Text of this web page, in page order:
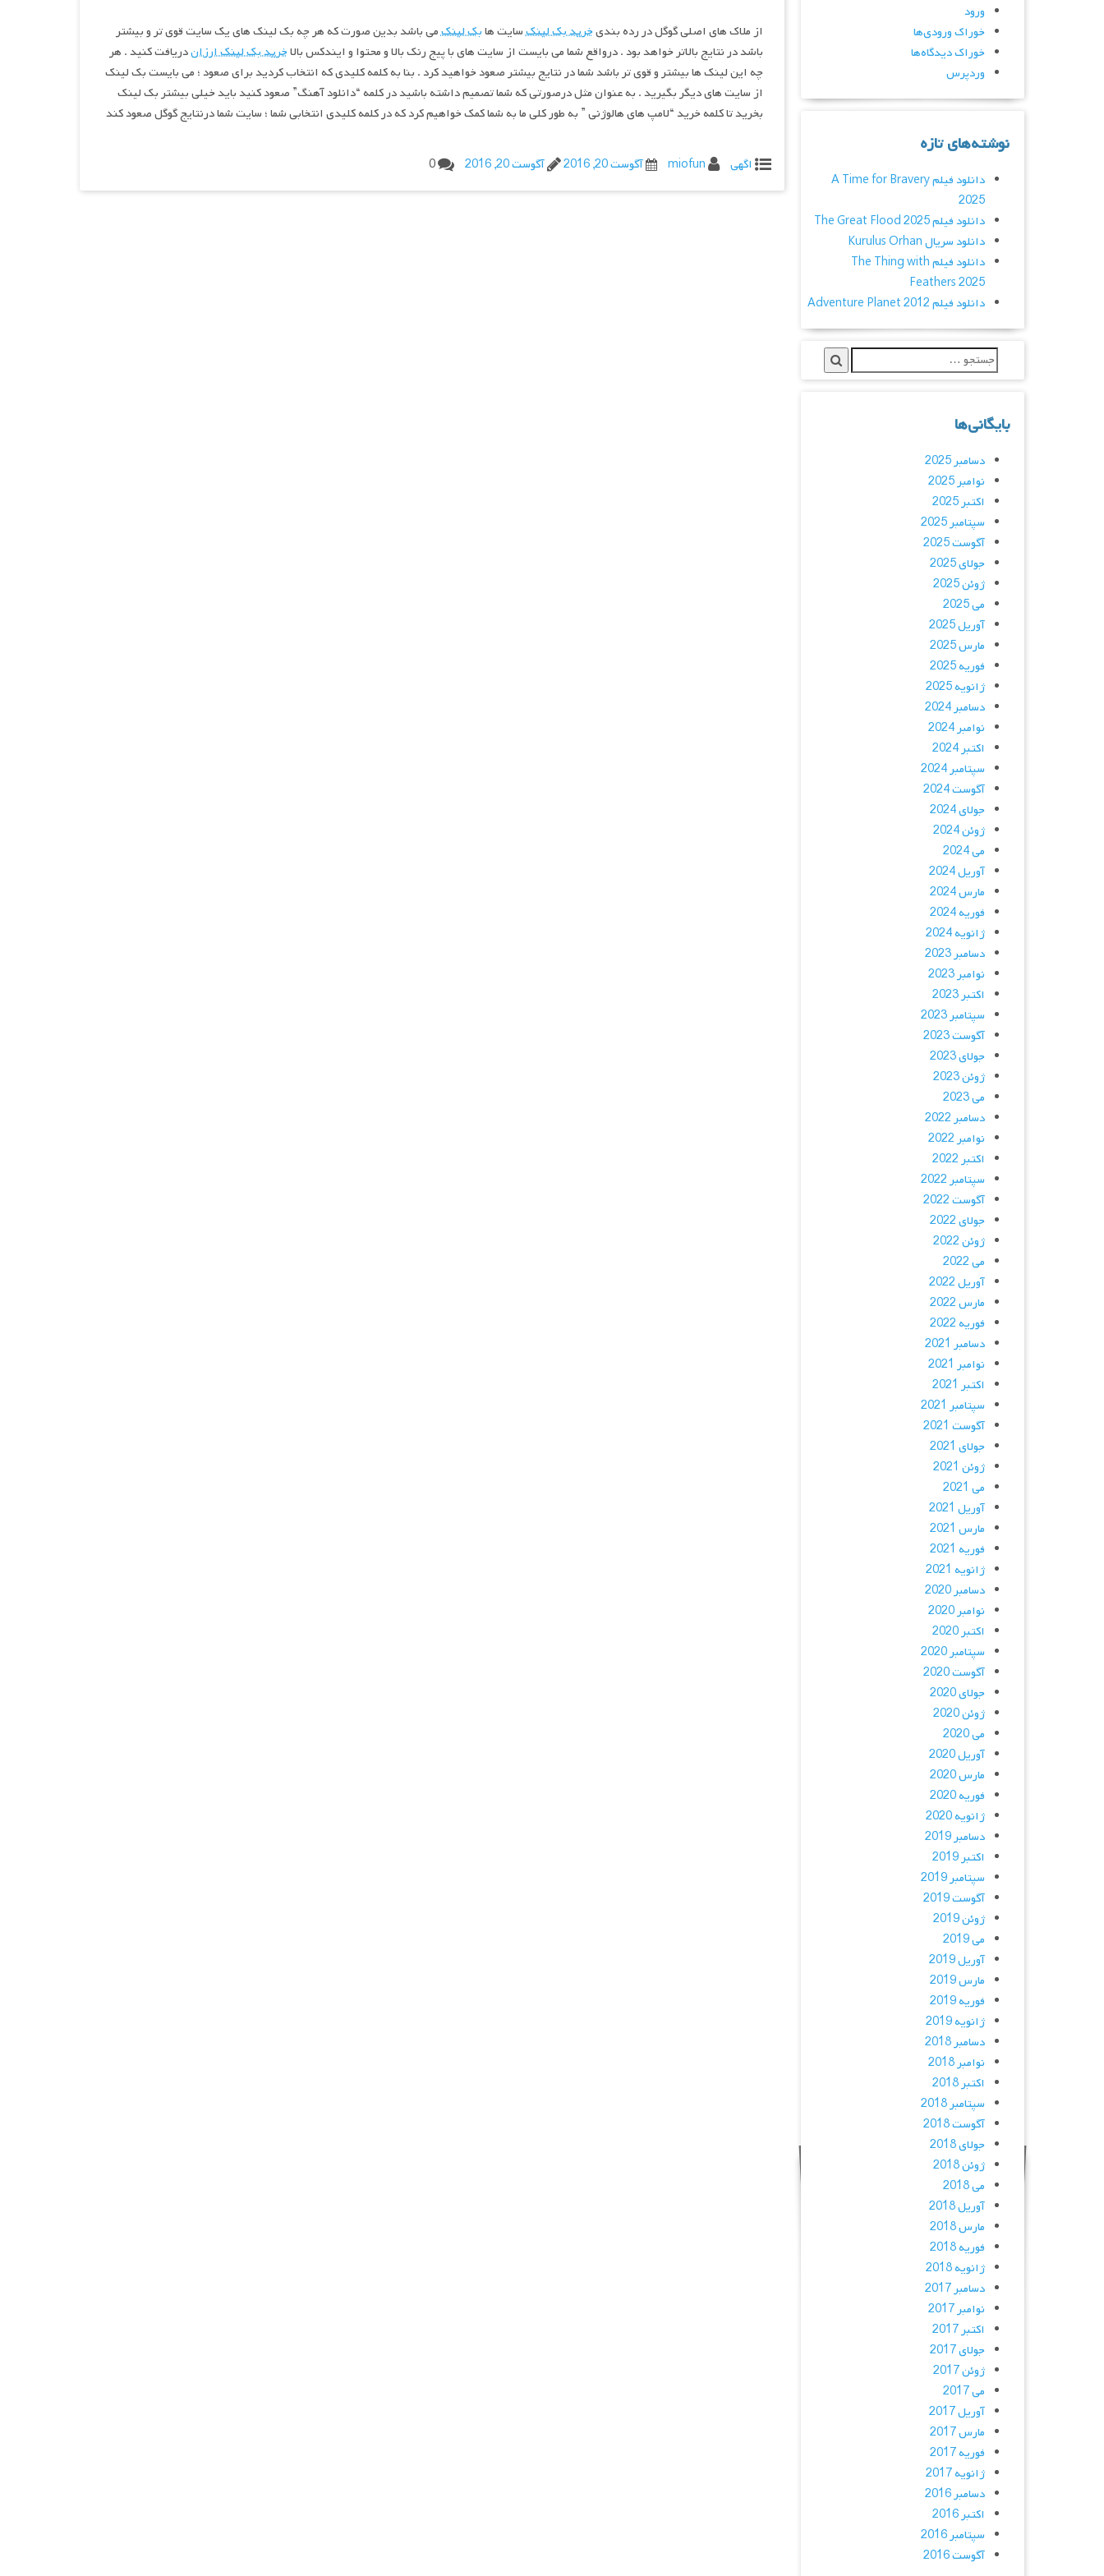
از ملاک های اصلی گوگل در رده بندیخرید بک لینکسایت هابک لینکمی باشد بدین صورت که هر چه بک لینک های یک سایت قوی تر و بیشتر
باشد در نتایج بالاتر خواهد بود . درواقع شما می بایست از سایت های با پیج رنک بالا و محتوا و ایندکس بالاخرید بک لینک ارزاندریافت کنید . هر
چه این لینک ها بیشتر و قوی تر باشد شما در نتایج بیشتر صعود خواهید کرد . بنا به کلمه کلیدی که انتخاب کردید برای صعود ؛ می بایست بک لینک
از سایت های دیگر بگیرید . به عنوان مثل درصورتی که شما تصمیم داشته باشید در کلمه “دانلود آهنگ” صعود کنید باید خیلی بیشتر بک لینک
بخرید تا کلمه خرید “لامپ های هالوژنی ” به طور کلی ما به شما کمک خواهیم کرد که در کلمه کلیدی انتخابی شما ؛ سایت شما درنتایج گوگل صعود کند
اگهی miofun آگوست 20, 2016 آگوست 20, 2016 0
ورود
خوراک ورودی‌ها
خوراک دیدگاه‌ها
وردپرس
نوشته‌های تازه
دانلود فیلم A Time for Bravery
2025
دانلود فیلم The Great Flood 2025
دانلود سریال Kurulus Orhan
دانلود فیلم The Thing with
Feathers 2025
دانلود فیلم Adventure Planet 2012
بایگانی‌ها
دسامبر 2025
نوامبر 2025
اکتبر 2025
سپتامبر 2025
آگوست 2025
جولای 2025
ژوئن 2025
می 2025
آوریل 2025
مارس 2025
فوریه 2025
ژانویه 2025
دسامبر 2024
نوامبر 2024
اکتبر 2024
سپتامبر 2024
آگوست 2024
جولای 2024
ژوئن 2024
می 2024
آوریل 2024
مارس 2024
فوریه 2024
ژانویه 2024
دسامبر 2023
نوامبر 2023
اکتبر 2023
سپتامبر 2023
آگوست 2023
جولای 2023
ژوئن 2023
می 2023
دسامبر 2022
نوامبر 2022
اکتبر 2022
سپتامبر 2022
آگوست 2022
جولای 2022
ژوئن 2022
می 2022
آوریل 2022
مارس 2022
فوریه 2022
دسامبر 2021
نوامبر 2021
اکتبر 2021
سپتامبر 2021
آگوست 2021
جولای 2021
ژوئن 2021
می 2021
آوریل 2021
مارس 2021
فوریه 2021
ژانویه 2021
دسامبر 2020
نوامبر 2020
اکتبر 2020
سپتامبر 2020
آگوست 2020
جولای 2020
ژوئن 2020
می 2020
آوریل 2020
مارس 2020
فوریه 2020
ژانویه 2020
دسامبر 2019
اکتبر 2019
سپتامبر 2019
آگوست 2019
ژوئن 2019
می 2019
آوریل 2019
مارس 2019
فوریه 2019
ژانویه 2019
دسامبر 2018
نوامبر 2018
اکتبر 2018
سپتامبر 2018
آگوست 2018
جولای 2018
ژوئن 2018
می 2018
آوریل 2018
مارس 2018
فوریه 2018
ژانویه 2018
دسامبر 2017
نوامبر 2017
اکتبر 2017
جولای 2017
ژوئن 2017
می 2017
آوریل 2017
مارس 2017
فوریه 2017
ژانویه 2017
دسامبر 2016
اکتبر 2016
سپتامبر 2016
آگوست 2016